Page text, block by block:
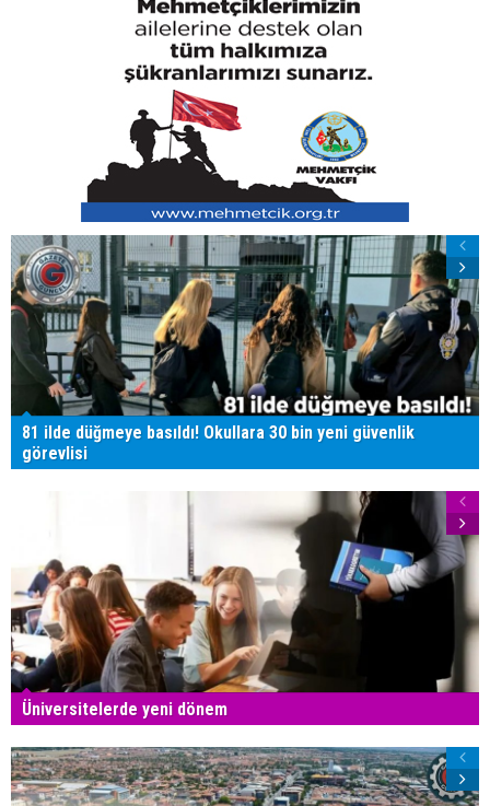
81 ilde düğmeye basıldı! Okullara 30 bin yeni güvenlik
görevlisi
Üniversitelerde yeni dönem